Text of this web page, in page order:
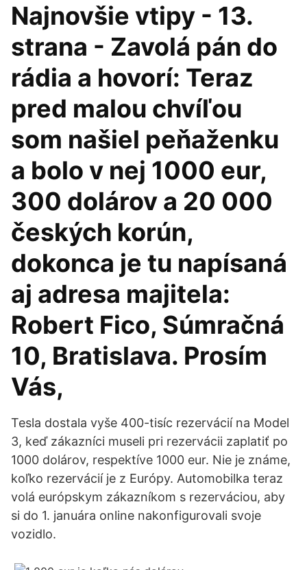
Najnovšie vtipy - 13.
strana - Zavolá pán do
rádia a hovorí: Teraz
pred malou chvíľou
som našiel peňaženku
a bolo v nej 1000 eur,
300 dolárov a 20 000
českých korún,
dokonca je tu napísaná
aj adresa majitela:
Robert Fico, Súmračná
10, Bratislava. Prosím
Vás,
Tesla dostala vyše 400-tisíc rezervácií na Model
3, keď zákazníci museli pri rezervácii zaplatiť po
1000 dolárov, respektíve 1000 eur. Nie je známe,
koľko rezervácií je z Európy. Automobilka teraz
volá európskym zákazníkom s rezerváciou, aby
si do 1. januára online nakonfigurovali svoje
vozidlo.